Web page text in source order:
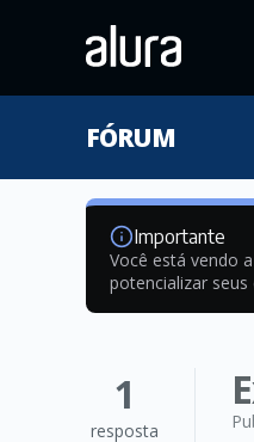
FÓRUM
Importante
Você está vendo
potencializar seus
1
resposta